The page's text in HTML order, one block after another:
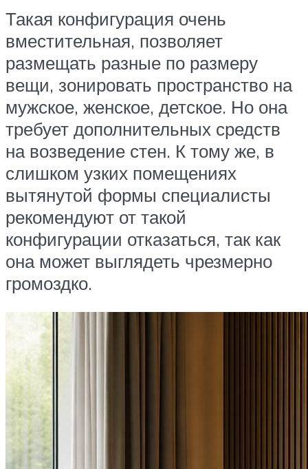
Такая конфигурация очень
вместительная, позволяет
размещать разные по размеру
вещи, зонировать пространство на
мужское, женское, детское. Но она
требует дополнительных средств
на возведение стен. К тому же, в
слишком узких помещениях
вытянутой формы специалисты
рекомендуют от такой
конфигурации отказаться, так как
она может выглядеть чрезмерно
громоздко.